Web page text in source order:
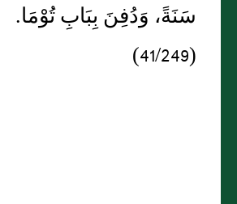
سَنَةً، وَدُفِنَ بِبَابِ تُوْمَا.
(41/249)